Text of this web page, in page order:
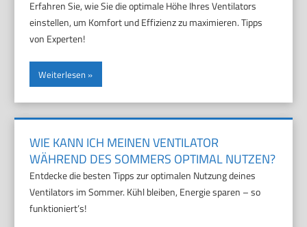
Erfahren Sie, wie Sie die optimale Höhe Ihres Ventilators
einstellen, um Komfort und Effizienz zu maximieren. Tipps
von Experten!
Weiterlesen
WIE KANN ICH MEINEN VENTILATOR
WÄHREND DES SOMMERS OPTIMAL NUTZEN?
Entdecke die besten Tipps zur optimalen Nutzung deines
Ventilators im Sommer. Kühl bleiben, Energie sparen – so
funktioniert’s!